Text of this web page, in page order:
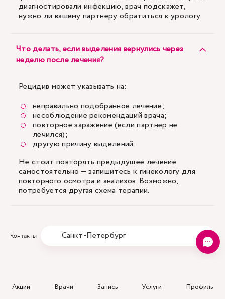
диагностировали инфекцию, врач подскажет,
нужно ли вашему партнеру обратиться к урологу.
Что делать, если выделения вернулись через
неделю после лечения?
Рецидив может указывать на:
неправильно подобранное лечение;
несоблюдение рекомендаций врача;
повторное заражение (если партнер не
лечился);
другую причину выделений.
Не стоит повторять предыдущее лечение
самостоятельно — запишитесь к гинекологу для
повторного осмотра и анализов. Возможно,
потребуется другая схема терапии.
Контакты Санкт-Петербург
д. 2
Акции Врачи Запись Услуги Профиль